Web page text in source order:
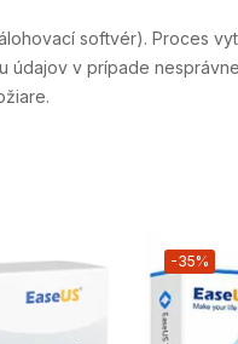
softvér). Proces
údajov v prípade
-35%